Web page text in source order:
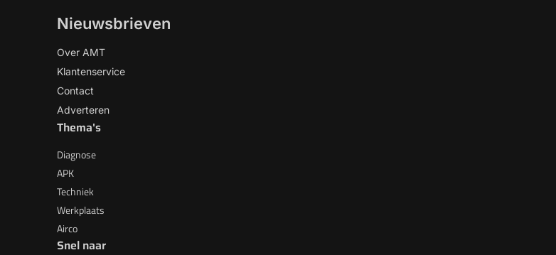
Nieuwsbrieven
Over AMT
Klantenservice
Contact
Adverteren
Thema's
Diagnose
APK
Techniek
Werkplaats
Airco
Snel naar